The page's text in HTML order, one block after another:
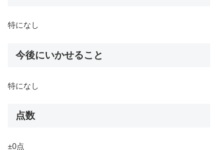
特になし
今後にいかせること
特になし
点数
±0点